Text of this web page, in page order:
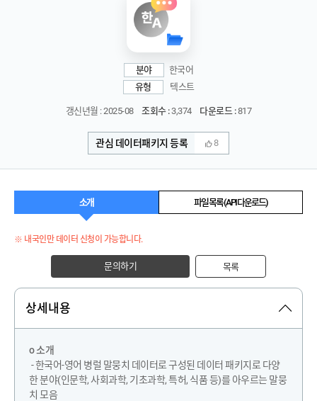
분야
한국어
유형
텍스트
갱신년월 : 2025-08 조회수 :3,374 다운로드 :817
관심 데이터패키지 등록 8
소개 파일 목록 (API 다운로드)
※ 내국인만 데이터 신청이 가능합니다.
문의하기 목록
상세내용
o 소개
- 한국어-영어 병럴 말뭉치 데이터로 구성된 데이터 패키지로 다양
한 분야(인문학, 사회과학, 기초과학, 특허, 식품 등)를 아우르는 말뭉
치 모음